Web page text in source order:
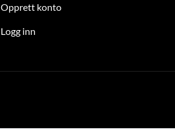
Opprett konto
Logg inn